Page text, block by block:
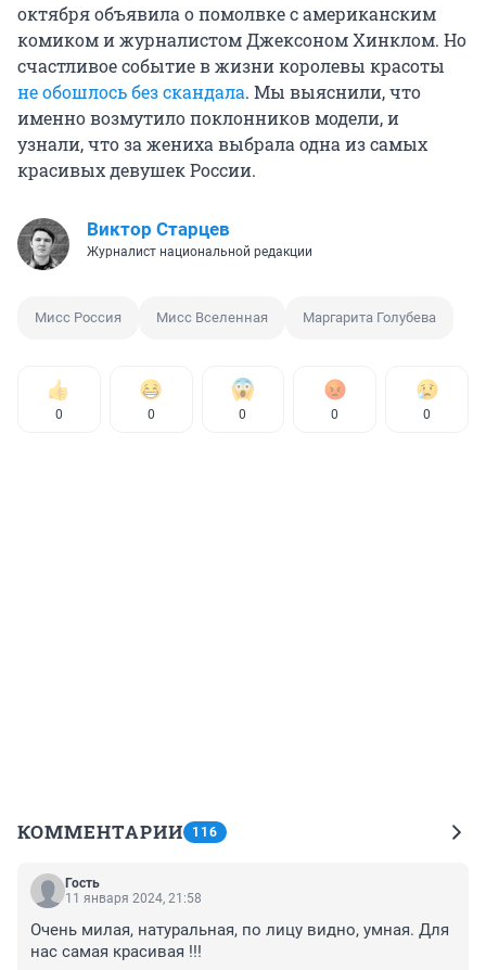
октября объявила о помолвке с американским
комиком и журналистом Джексоном Хинклом. Но
счастливое событие в жизни королевы красоты
не обошлось без скандала. Мы выяснили, что
именно возмутило поклонников модели, и
узнали, что за жениха выбрала одна из самых
красивых девушек России.
Виктор Старцев
Журналист национальной редакции
Мисс Россия Мисс Вселенная Маргарита Голубева
0 0 0 0 0
КОММЕНТАРИИ 116
Гость
11 января 2024, 21:58
Очень милая, натуральная, по лицу видно, умная. Для
нас самая красивая !!!